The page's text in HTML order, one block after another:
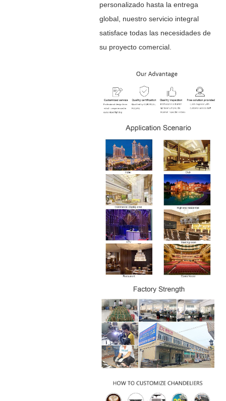
personalizado hasta la entrega
global, nuestro servicio integral
satisface todas las necesidades de
su proyecto comercial.